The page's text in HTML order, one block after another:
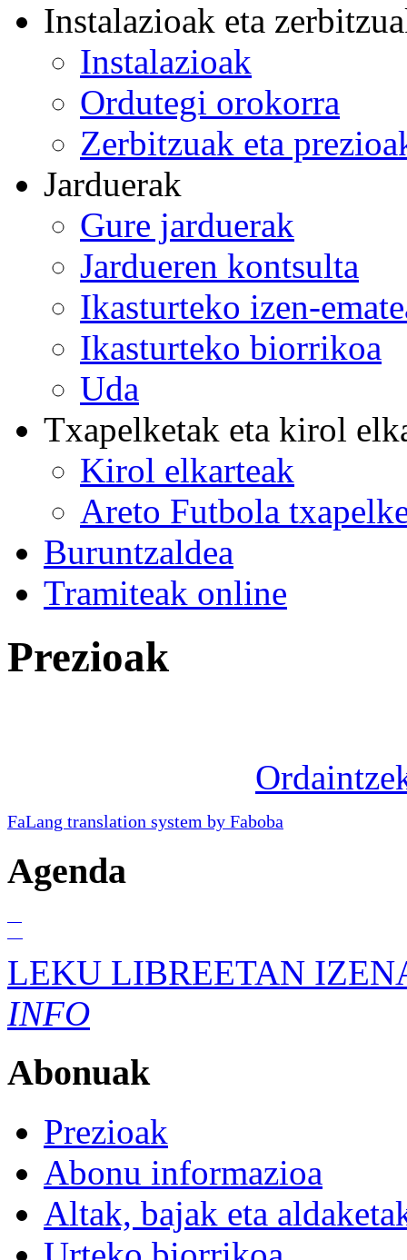
Instalazioak eta
Instalazioak
Ordutegi orokorra
Zerbitzuak eta
Jarduerak
Gure jarduerak
Jardueren kontsulta
Ikasturteko izen-
Ikasturteko biorrikoa
Uda
Txapelketak eta kirol
Kirol elkarteak
Areto Futbola
Buruntzaldea
Tramiteak online
Prezioak
FaLang translation system by Faboba
Agenda
LEKU LIBREETAN
INFO
Abonuak
Prezioak
Abonu informazioa
Altak, bajak eta